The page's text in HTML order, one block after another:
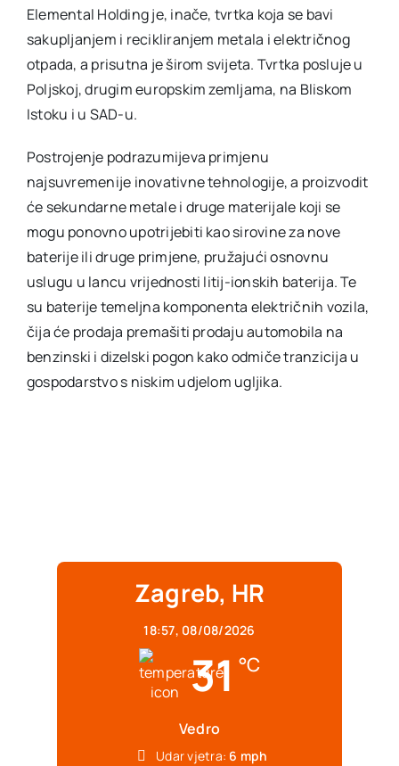
Elemental Holding je, inače, tvrtka koja se bavi
sakupljanjem i recikliranjem metala i električnog
otpada, a prisutna je širom svijeta. Tvrtka posluje u
Poljskoj, drugim europskim zemljama, na Bliskom
Istoku i u SAD-u.
Postrojenje podrazumijeva primjenu
najsuvremenije inovativne tehnologije, a proizvodit
će sekundarne metale i druge materijale koji se
mogu ponovno upotrijebiti kao sirovine za nove
baterije ili druge primjene, pružajući osnovnu
uslugu u lancu vrijednosti litij-ionskih baterija. Te
su baterije temeljna komponenta električnih vozila,
čija će prodaja premašiti prodaju automobila na
benzinski i dizelski pogon kako odmiče tranzicija u
gospodarstvo s niskim udjelom ugljika.
Zagreb, HR
18:57, 08/08/2026
31 °C
Vedro
Udar vjetra: 6 mph